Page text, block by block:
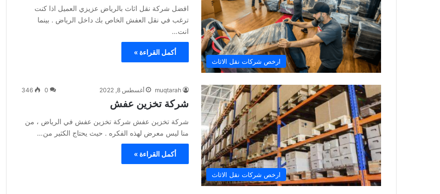
ارخص شركات نقل الاثاث
افضل شركة نقل اثاث بالرياض عزيزي العميل اذا كنت
ترغب في نقل العفش الخاص بك داخل الرياض . بينما
انت…
أكمل القراءة »
ارخص شركات نقل الاثاث
muqtarah أغسطس 8, 2022 0
346
شركة تخزين عفش
شركة تخزين عفش شركة تخزين عفش في الرياض ، من
منا ليس معرض لهذه الفكره . حيث يحتاج الكثير من…
أكمل القراءة »